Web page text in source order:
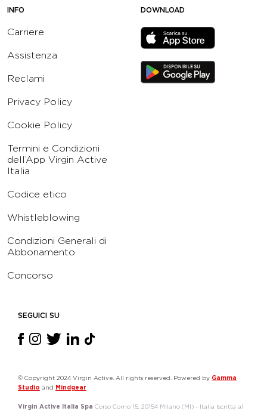
INFO
Carriere
Assistenza
Reclami
Privacy Policy
Cookie Policy
Termini e Condizioni
dell’App Virgin Active
Italia
Codice etico
Whistleblowing
Condizioni Generali di
Abbonamento
Concorso
DOWNLOAD
SEGUICI SU
© Copyright 2024 Virgin Active. All rights reserved. Powered by Gamma
Studio and Mindgear
Virgin Active Italia Spa Corso Como 15, 20154 Milano (MI) - Italia Iscritta al